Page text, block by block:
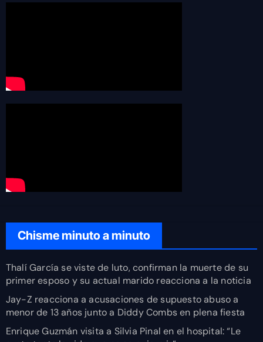
Chisme minuto a minuto
Thalí García se viste de luto, confirman la muerte de su
primer esposo y su actual marido reacciona a la noticia
Jay-Z reacciona a acusaciones de supuesto abuso a
menor de 13 años junto a Diddy Combs en plena fiesta
Enrique Guzmán visita a Silvia Pinal en el hospital: “Le